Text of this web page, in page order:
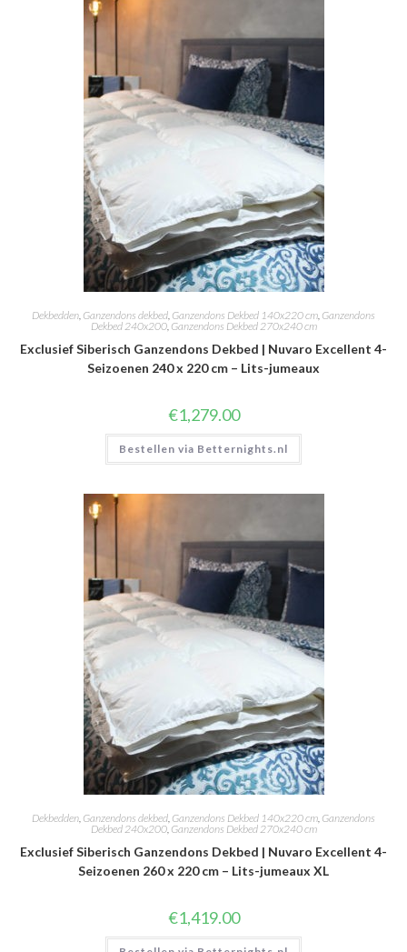
Dekbedden Ganzendons dekbed Ganzendons Dekbed 140x220 cm Ganzendons
Dekbed 240x200, Ganzendons Dekbed 270x240 cm
Exclusief Siberisch Ganzendons Dekbed | Nuvaro Excellent 4-
Seizoenen 240 x 220 cm – Lits-jumeaux
€1,279.00
Bestellen via Betternights.nl
Dekbedden, Ganzendons dekbed, Ganzendons Dekbed 140x220 cm, Ganzendons
Dekbed 240x200, Ganzendons Dekbed 270x240 cm
Exclusief Siberisch Ganzendons Dekbed | Nuvaro Excellent 4-
Seizoenen 260 x 220 cm – Lits-jumeaux XL
€1,419.00